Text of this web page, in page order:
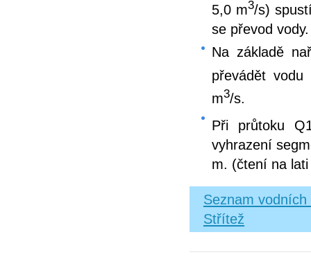
5,0 m3/s)
se převod vody.
Na základě
převádět
m3/s.
Při průtoku
vyhrazení
m. (čtení na
Seznam
Střítež